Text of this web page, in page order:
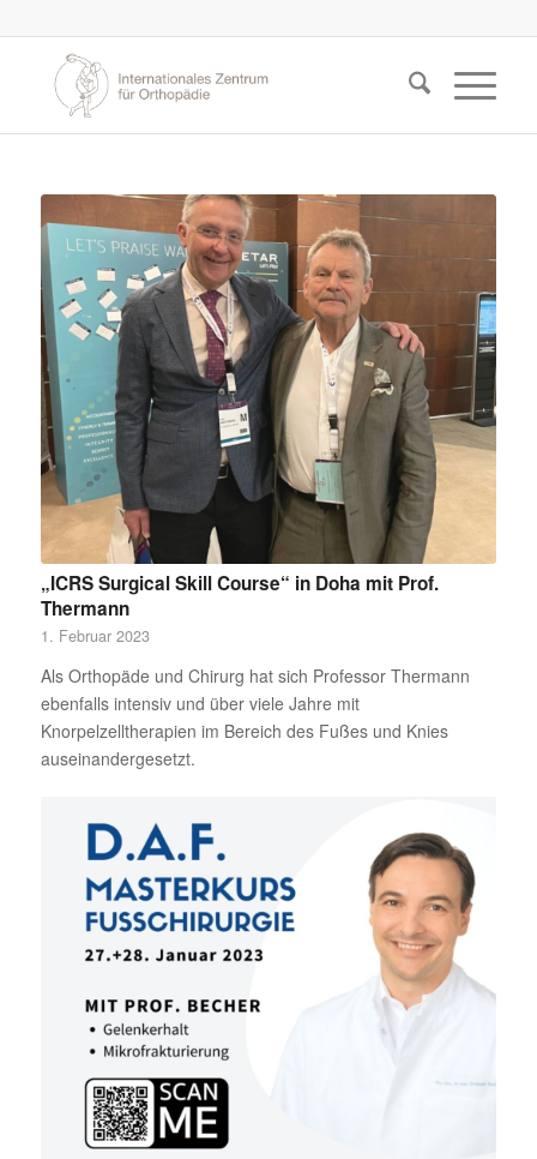
„ICRS Surgical Skill Course“ in Doha mit Prof.
Thermann
1. Februar 2023
Als Orthopäde und Chirurg hat sich Professor Thermann
ebenfalls intensiv und über viele Jahre mit
Knorpelzelltherapien im Bereich des Fußes und Knies
auseinandergesetzt.